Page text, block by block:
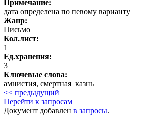
Примечание:
дата определена по певому варианту
Жанр:
Письмо
Кол.лист:
1
Ед.хранения:
3
Ключевые слова:
амнистия, смертная_казнь
<< предыдущий
Перейти к запросам
Документ добавлен в запросы.